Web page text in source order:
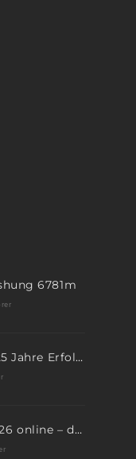
6781m
Eis Total 2026 – 25 Jahre Erfolgsgeschichte im steilen Eis
Neue Termine 2026 online – dein nächstes Abenteuer wartet!